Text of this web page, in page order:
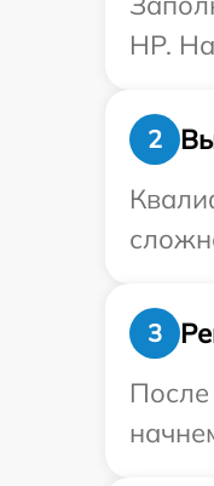
HP.
2
3